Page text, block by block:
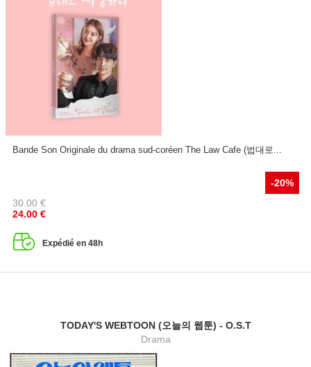
Bande Son Originale du drama sud-coréen The Law Cafe (법대로...
-20%
30.00 €
24.00 €
Expédié en 48h
TODAY'S WEBTOON (오늘의 웹툰) - O.S.T
Drama